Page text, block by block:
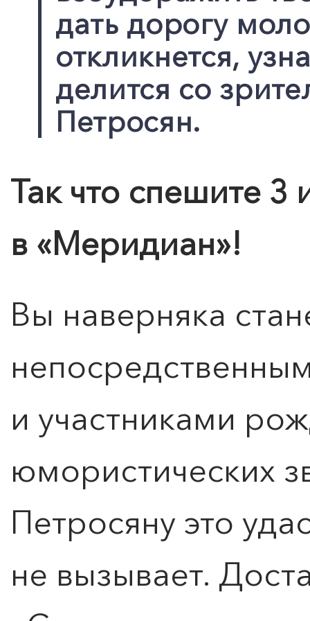
дать дорогу
откликнется,
делится со
Петросян.
Так что спешите 3
в «Меридиан»!
Вы наверняка
и участниками
юмористических
Петросяну это
не вызывает.